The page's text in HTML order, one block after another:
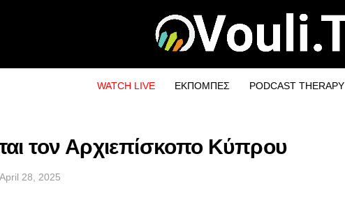
WATCH LIVE ΕΚΠΟΜΠΕΣ PODCAST THERAPY
τον Αρχιεπίσκοπο Κύπρου
April 28, 2025